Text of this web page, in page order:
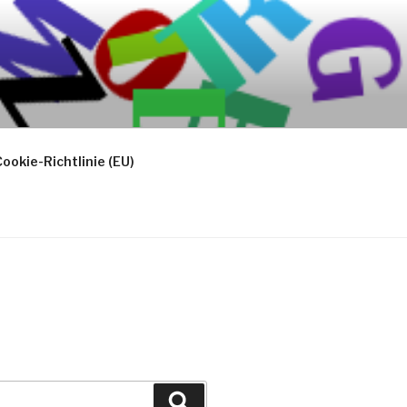
Richtlinie (EU)